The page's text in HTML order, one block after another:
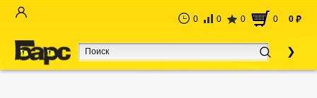
0 0 0 0 0 руб